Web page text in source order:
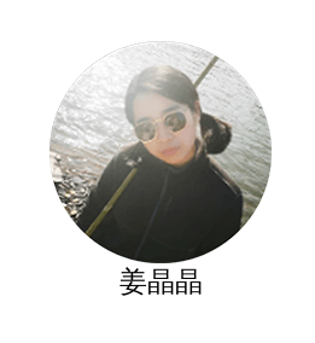
姜晶晶